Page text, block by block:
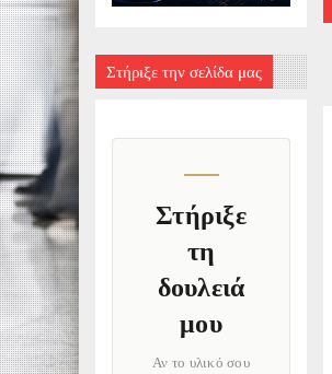
Στήριξε την σελίδα μας
Στήριξε
τη
δουλειά
μου
Αν το υλικό σου